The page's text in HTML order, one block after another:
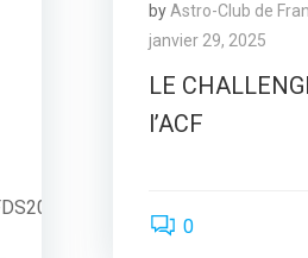
renseignements_FDS.html
by Astro-Club de
janvier 29, 2025
LE
l’ACF
0